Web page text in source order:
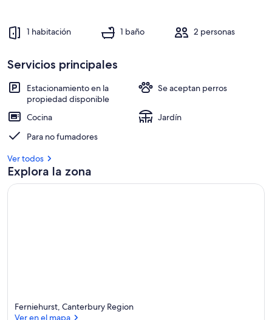
1 habitación 1 baño 2 personas
Servicios principales
Estacionamiento en la
propiedad disponible
Se aceptan perros
Cocina
Jardín
Para no fumadores
Ver todos
Explora la zona
Ferniehurst, Canterbury Region
Ver en el mapa